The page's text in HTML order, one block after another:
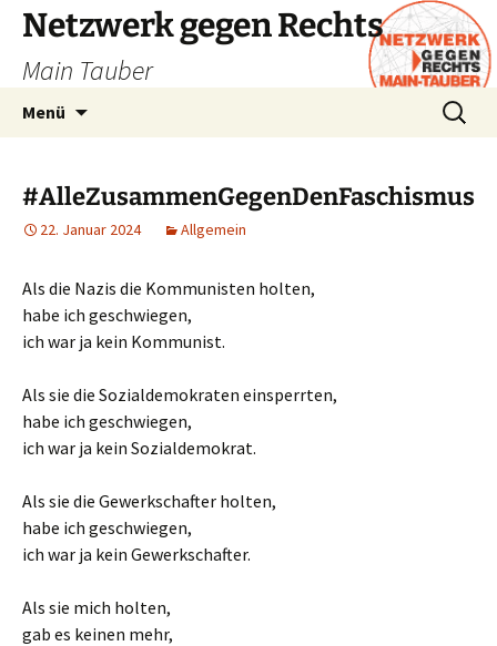
Zum
Inhalt
springen
Netzwerk gegen Rechts
Main Tauber
Menü
Suchen
nach:
#AlleZusammenGegenDenFaschismus
22. Januar 2024 Allgemein
Als die Nazis die Kommunisten holten,
habe ich geschwiegen,
ich war ja kein Kommunist.
Als sie die Sozialdemokraten einsperrten,
habe ich geschwiegen,
ich war ja kein Sozialdemokrat.
Als sie die Gewerkschafter holten,
habe ich geschwiegen,
ich war ja kein Gewerkschafter.
Als sie mich holten,
gab es keinen mehr,